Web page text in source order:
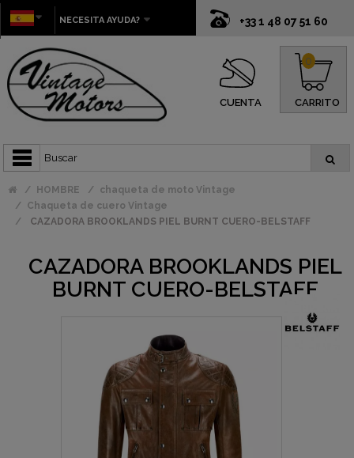
+33 1 48 07 51 60
NECESITA AYUDA?
CUENTA CARRITO
0
HOMBRE
chaqueta de moto Vintage
Chaqueta de cuero Vintage
CAZADORA BROOKLANDS PIEL BURNT CUERO-BELSTAFF
CAZADORA BROOKLANDS PIEL
BURNT CUERO-BELSTAFF